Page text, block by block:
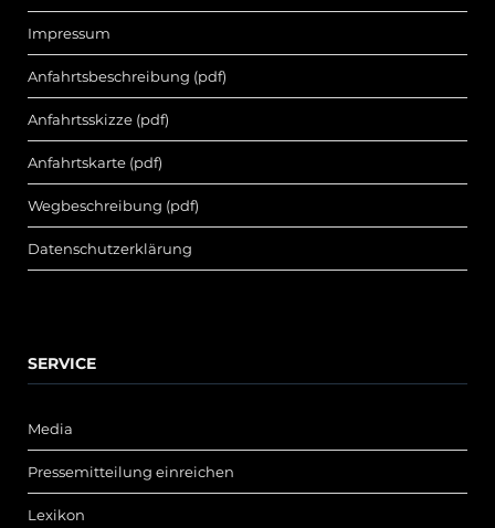
Impressum
Anfahrtsbeschreibung (pdf)
Anfahrtsskizze (pdf)
Anfahrtskarte (pdf)
Wegbeschreibung (pdf)
Datenschutzerklärung
SERVICE
Media
Pressemitteilung einreichen
Lexikon